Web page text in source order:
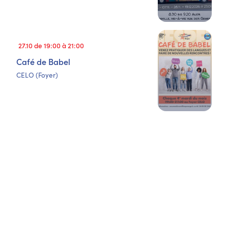
27.10 de 19:00 à 21:00
Café de Babel
CELO (Foyer)